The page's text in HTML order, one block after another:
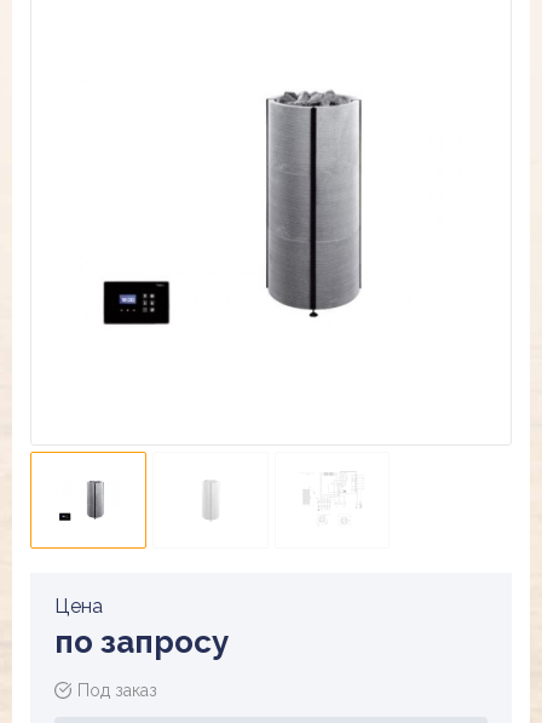
Цена
по запросу
Под заказ